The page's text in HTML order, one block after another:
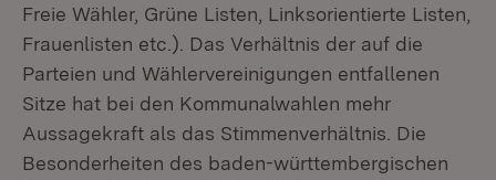
Freie Wähler, Grüne Listen, Linksorientierte Listen,
Frauenlisten etc.). Das Verhältnis der auf die
Parteien und Wählervereinigungen entfallenen
Sitze hat bei den Kommunalwahlen mehr
Aussagekraft als das Stimmenverhältnis. Die
Besonderheiten des baden-württembergischen